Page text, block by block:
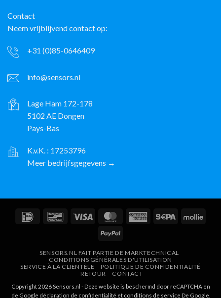
Contact
Neem vrijblijvend contact op:
+31 (0)85-0646409
info@sensors.nl
Lage Ham 172-178
5102 AE Dongen
Pays-Bas
K.v.K. : 17253796
Meer bedrijfsgegevens →
IDeal BancontactVisa MasterCardAmerican Sepa Mollie
PayPal
SENSORS.NL FAIT PARTIE DE MARKTECHNICAL
CONDITIONS GÉNÉRALES D'UTILISATION
SERVICE À LA CLIENTÈLE
POLITIQUE DE CONFIDENTIALITÉ
RETOUR
CONTACT
Copyright 2026 Sensors.nl - Deze website is beschermd door reCAPTCHA en
de Google déclaration de confidentialité et conditions de service De Google.